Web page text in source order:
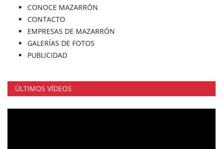
CONOCE MAZARRÓN
CONTACTO
EMPRESAS DE MAZARRÓN
GALERÍAS DE FOTOS
PUBLICIDAD
ÚLTIMOS VÍDEOS